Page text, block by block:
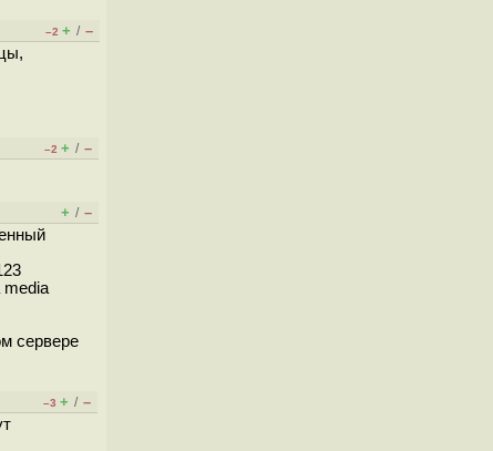
–2 + / –
–2 + / –
+ / –
media
сервере
–3 + / –